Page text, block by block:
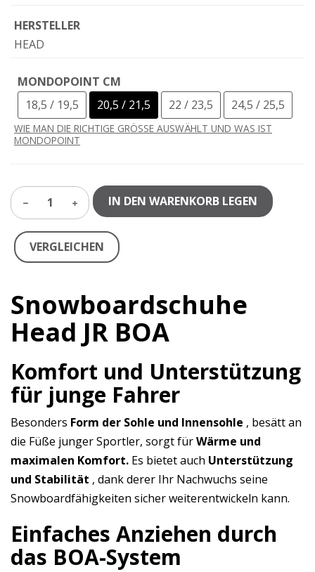
HERSTELLER
HEAD
MONDOPOINT CM
18,5 / 19,5
20,5 / 21,5 22 / 23,5 24,5 / 25,5
WIE MAN DIE RICHTIGE GRÖSSE AUSWÄHLT UND WAS IST
MONDOPOINT
1 IN DEN WARENKORB LEGEN
VERGLEICHEN
Snowboardschuhe
Head JR BOA
Komfort und Unterstützung
für junge Fahrer
Besonders Form der Sohle und Innensohle , besätt an
die Füße junger Sportler, sorgt fürWärme und
maximalen Komfort. Es bietet auch Unterstützung
und Stabilität , dank derer Ihr Nachwuchs seine
Snowboardfähigkeiten sicher weiterentwickeln kann.
Einfaches Anziehen durch
das BOA-System